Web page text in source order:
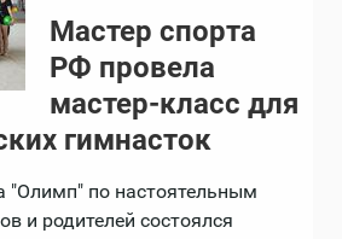
Мастер спорта
РФ провела
мастер-класс для
гимнасток
"Олимп" по настоятельным
и родителей состоялся